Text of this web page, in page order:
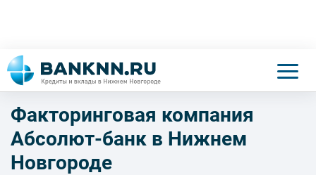
Факторинговая компания
Абсолют-банк в Нижнем
Новгороде